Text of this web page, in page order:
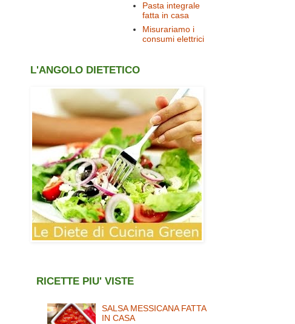
Pasta integrale
fatta in casa
Misurariamo i
consumi elettrici
L'ANGOLO DIETETICO
RICETTE PIU' VISTE
SALSA MESSICANA FATTA
IN CASA